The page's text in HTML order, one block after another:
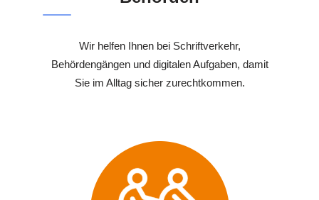
Wir helfen Ihnen bei Schriftverkehr,
Behördengängen und digitalen Aufgaben, damit
Sie im Alltag sicher zurechtkommen.